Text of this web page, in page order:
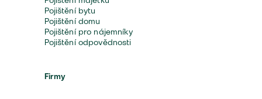
Pojištění bytu
Pojištění domu
Pojištění pro nájemníky
Pojištění odpovědnosti
Firmy